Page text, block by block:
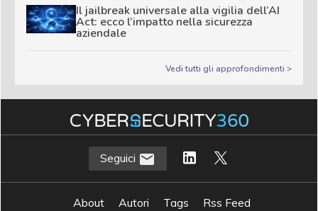
Il jailbreak universale alla vigilia dell’AI
Act: ecco l’impatto nella sicurezza
aziendale
Vedi tutti gli approfondimenti >
Seguici
About Autori Tags
Rss Feed